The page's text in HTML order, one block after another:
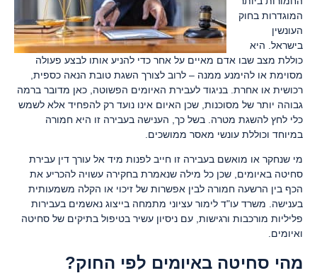
המוגדרות בחוק
העונשין
בישראל. היא
כוללת מצב שבו אדם מאיים על אחר כדי להניע אותו לבצע פעולה
מסוימת או להימנע ממנה – לרוב לצורך השגת טובת הנאה כספית,
רכושית או אחרת. בניגוד לעבירת האיומים הפשוטה, כאן מדובר ברמה
גבוהה יותר של מסוכנות, שכן האיום אינו נועד רק להפחיד אלא לשמש
כלי לחץ להשגת מטרה. בשל כך, הענישה בעבירה זו היא חמורה
במיוחד וכוללת עונשי מאסר ממושכים.
מי שנחקר או מואשם בעבירה זו חייב לפנות מיד אל עורך דין עבירת
סחיטה באיומים, שכן כל מילה שנאמרת בחקירה עשויה להכריע את
הכף בין הרשעה חמורה לבין אפשרות של זיכוי או הקלה משמעותית
בענישה. משרד עו"ד לימור עציוני מתמחה בייצוג נאשמים בעבירות
פליליות מורכבות ורגישות, עם ניסיון עשיר בטיפול בתיקים של סחיטה
ואיומים.
מהי סחיטה באיומים לפי החוק?